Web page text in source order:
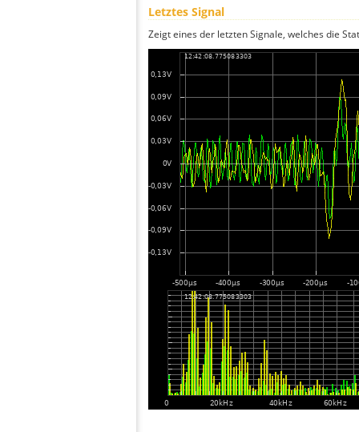
Letztes Signal
Zeigt eines der letzten Signale, welches die